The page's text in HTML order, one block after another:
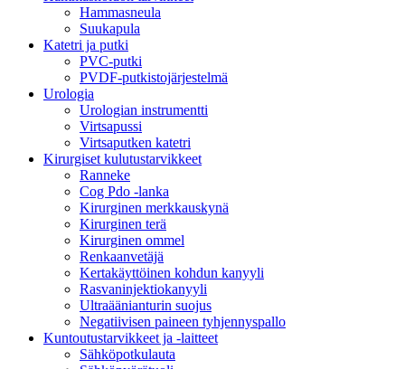
Hammasneula
Suukapula
Katetri ja putki
PVC-putki
PVDF-putkistojärjestelmä
Urologia
Urologian instrumentti
Virtsapussi
Virtsaputken katetri
Kirurgiset kulutustarvikkeet
Ranneke
Cog Pdo -lanka
Kirurginen merkkauskynä
Kirurginen terä
Kirurginen ommel
Renkaanvetäjä
Kertakäyttöinen kohdun kanyyli
Rasvaninjektiokanyyli
Ultraäänianturin suojus
Negatiivisen paineen tyhjennyspallo
Kuntoutustarvikkeet ja -laitteet
Sähköpotkulauta